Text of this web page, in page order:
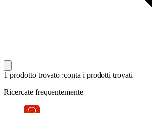
1 prodotto trovato :conta i prodotti trovati
Ricercate frequentemente